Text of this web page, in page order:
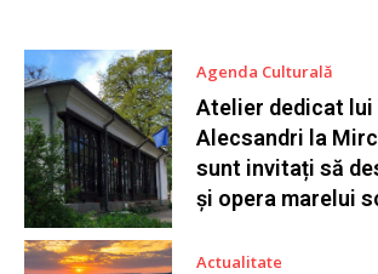
Agenda Culturală
Atelier dedicat lui
Alecsandri la
sunt invitați să
și opera marelui
Actualitate